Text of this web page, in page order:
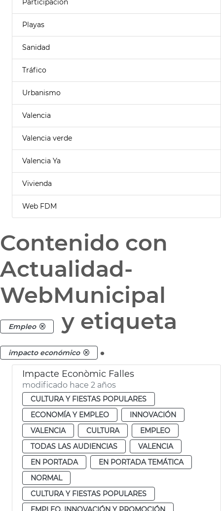
Playas
Sanidad
Tráfico
Urbanismo
Valencia
Valencia verde
Valencia Ya
Vivienda
Web FDM
Contenido con
Actualidad-
WebMunicipal
Empleo y etiqueta
impacto económico .
Impacte Econòmic Falles
modificado hace 2 años
CULTURA Y FIESTAS POPULARES
ECONOMÍA Y EMPLEO
INNOVACIÓN
VALENCIA
CULTURA
EMPLEO
TODAS LAS AUDIENCIAS
VALENCIA
EN PORTADA
EN PORTADA TEMÁTICA
NORMAL
CULTURA Y FIESTAS POPULARES